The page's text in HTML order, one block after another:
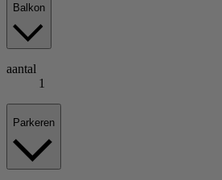
Balkon
aantal
1
Parkeren